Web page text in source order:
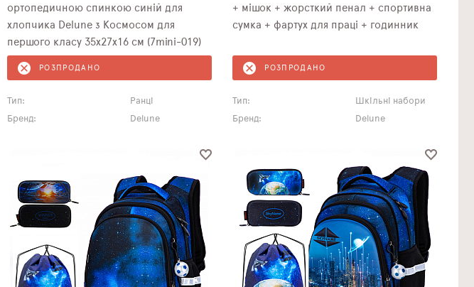
ортопедичною спинкою синій для
хлопчика Delune з Космосом для
першого класу 35х27х16 см (7mini-019)
РОЗПРОДАНО
Тип:
Ранці
Бренд:
Delune
+ мішок + жорсткий пенал + спортивна
сумка + фартух для праці + годинник
РОЗПРОДАНО
Тип:
Шкільні набори
Бренд:
Delune